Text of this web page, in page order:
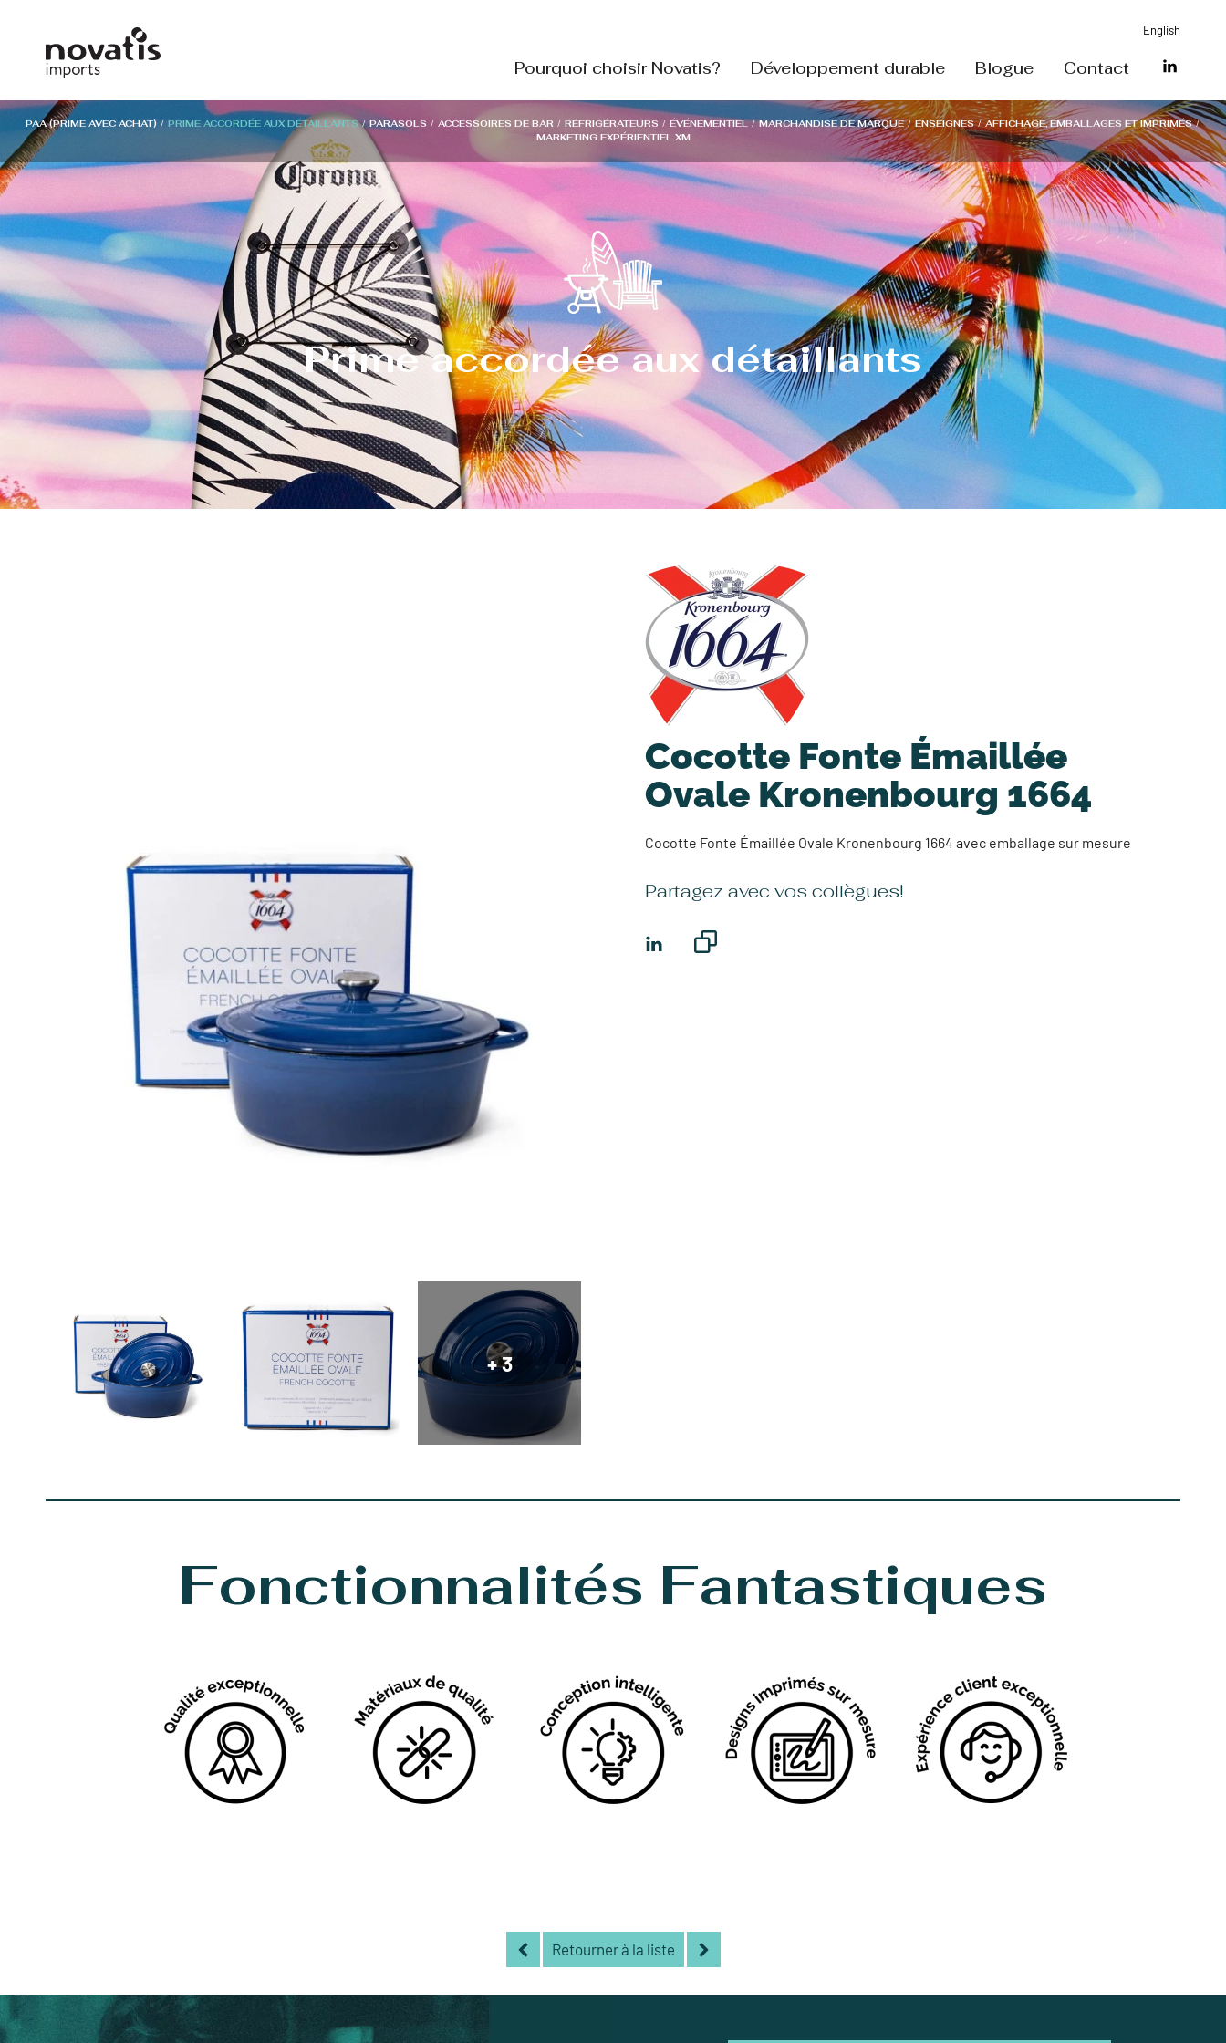
English
Pourquoi choisir Novatis? Développement durable Blogue Contact
PAA (PRIME AVEC ACHAT)/PRIME ACCORDÉE AUX DÉTAILLANTS/PARASOLS / ACCESSOIRES DE BAR / RÉFRIGÉRATEURS / ÉVÉNEMENTIEL/MARCHANDISE DE MARQUE/ENSEIGNES/AFFICHAGE, EMBALLAGES ET IMPRIMÉS/
MARKETING EXPÉRIENTIEL XM
Prime accordée aux détaillants
+ 3
Cocotte Fonte Émaillée
Ovale Kronenbourg 1664
Cocotte Fonte Émaillée Ovale Kronenbourg 1664 avec emballage sur mesure
Partagez avec vos collègues!
Fonctionnalités Fantastiques
Retourner à la liste